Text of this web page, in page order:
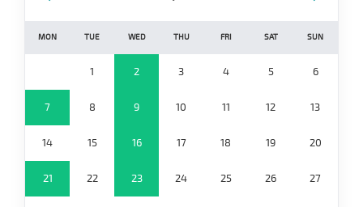
MON TUE WED THU FRI SAT SUN
1 2 3 4 5 6
7 8 9 10 11 12 13
14 15 16 17 18 19 20
21 22 23 24 25 26 27